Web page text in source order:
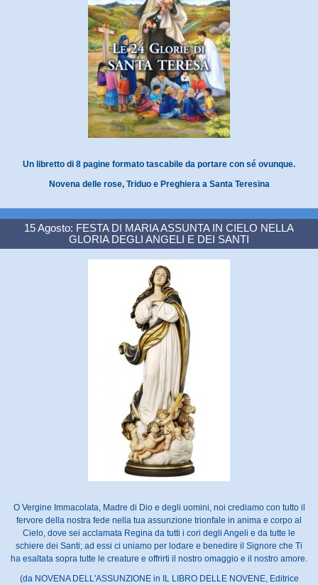
Un libretto di 8 pagine formato tascabile da portare con sé ovunque.
Novena delle rose, Triduo e Preghiera a Santa Teresina
15 Agosto: FESTA DI MARIA ASSUNTA IN CIELO NELLA
GLORIA DEGLI ANGELI E DEI SANTI
O Vergine Immacolata, Madre di Dio e degli uomini, noi crediamo con tutto il
fervore della nostra fede nella tua assunzione trionfale in anima e corpo al
Cielo, dove sei acclamata Regina da tutti i cori degli Angeli e da tutte le
schiere dei Santi; ad essi ci uniamo per lodare e benedire il Signore che Ti
ha esaltata sopra tutte le creature e offrirti il nostro omaggio e il nostro amore.
(da NOVENA DELL'ASSUNZIONE in IL LIBRO DELLE NOVENE, Editrice